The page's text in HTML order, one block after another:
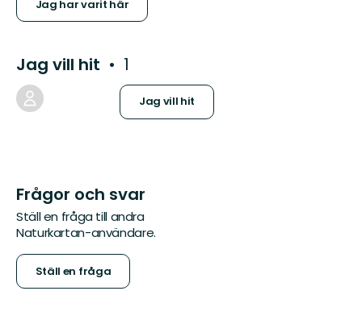
Jag har varit här
Jag vill hit 1
Jag vill hit
Frågor och svar
Ställ en fråga till andra
Naturkartan-användare.
Ställ en fråga